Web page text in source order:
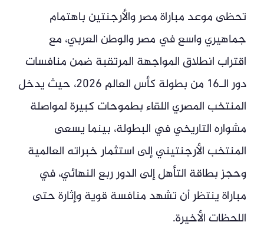
تحظى موعد مباراة مصر والأرجنتين باهتمام
جماهيري واسع في مصر والوطن العربي، مع
اقتراب انطلاق المواجهة المرتقبة ضمن منافسات
دور الـ16 من بطولة كأس العالم 2026، حيث يدخل
المنتخب المصري اللقاء بطموحات كبيرة لمواصلة
مشواره التاريخي في البطولة، بينما يسعى
المنتخب الأرجنتيني إلى استثمار خبراته العالمية
وحجز بطاقة التأهل إلى الدور ربع النهائي، في
مباراة ينتظر أن تشهد منافسة قوية وإثارة حتى
اللحظات الأخيرة.